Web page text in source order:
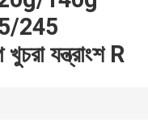
245
যন্ত্রাংশ R